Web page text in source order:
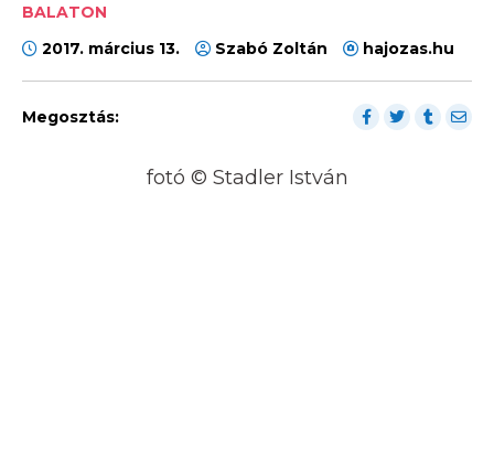
BALATON
2017. március 13.
Szabó Zoltán hajozas.hu
Megosztás:
fotó © Stadler István